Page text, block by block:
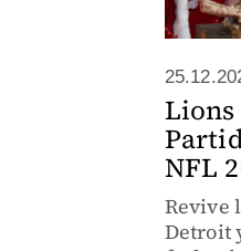
Lions
NFL
Revive
Detroit